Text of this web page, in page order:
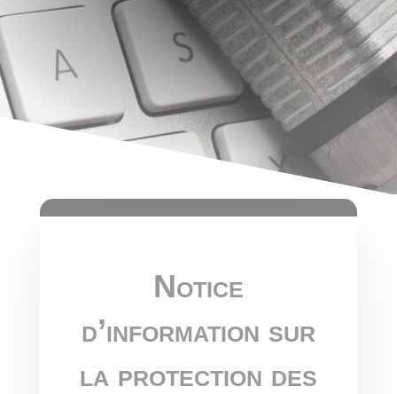
Notice
d’information sur
la protection des